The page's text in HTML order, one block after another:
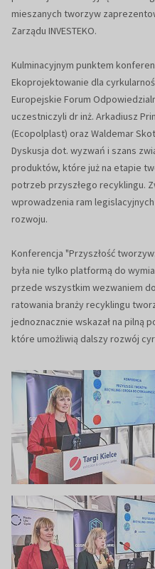
mieszanych tworzyw
Zarządu INVESTEKO.
Kulminacyjnym punktem
Ekoprojektowanie dla
Europejskie Forum
uczestniczyli dr inż. Arkadiusz
(Ecopolplast) oraz Waldemar
Dyskusja dot. wyzwań i szans
produktów, które już na etapie
potrzeb przyszłego recyklingu.
wprowadzenia ram
rozwoju.
Konferencja "Przyszłość
była nie tylko platformą do
przede wszystkim wezwaniem
ratowania branży recyklingu
jednoznacznie wskazał na pilną
które umożliwią dalszy rozwój